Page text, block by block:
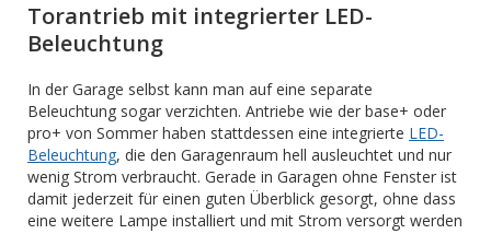
Torantrieb mit integrierter LED-
Beleuchtung
In der Garage selbst kann man auf eine separate
Beleuchtung sogar verzichten. Antriebe wie der base+ oder
pro+ von Sommer haben stattdessen eine integrierte LED-
Beleuchtung, die den Garagenraum hell ausleuchtet und nur
wenig Strom verbraucht. Gerade in Garagen ohne Fenster ist
damit jederzeit für einen guten Überblick gesorgt, ohne dass
eine weitere Lampe installiert und mit Strom versorgt werden